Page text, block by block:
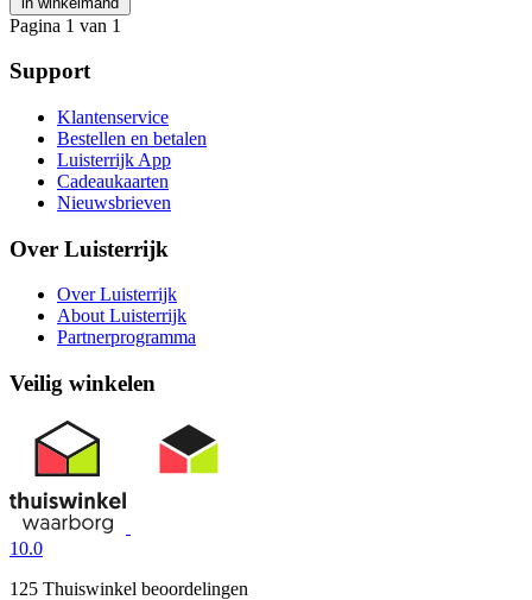
Pagina 1 van 1
Support
Klantenservice
Bestellen en betalen
Luisterrijk App
Cadeaukaarten
Nieuwsbrieven
Over Luisterrijk
Over Luisterrijk
About Luisterrijk
Partnerprogramma
Veilig winkelen
10.0
125 Thuiswinkel beoordelingen